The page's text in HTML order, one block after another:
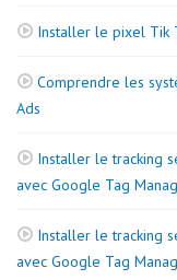
Installer le pixel Tik
Comprendre les
Ads
Installer le tracking
avec Google Tag
Installer le tracking
avec Google Tag